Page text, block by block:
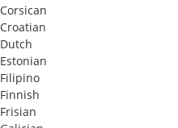
Corsican
Croatian
Dutch
Estonian
Filipino
Finnish
Frisian